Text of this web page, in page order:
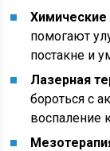
Химические
помогают
постакне и
Лазерная
бороться с
воспаление